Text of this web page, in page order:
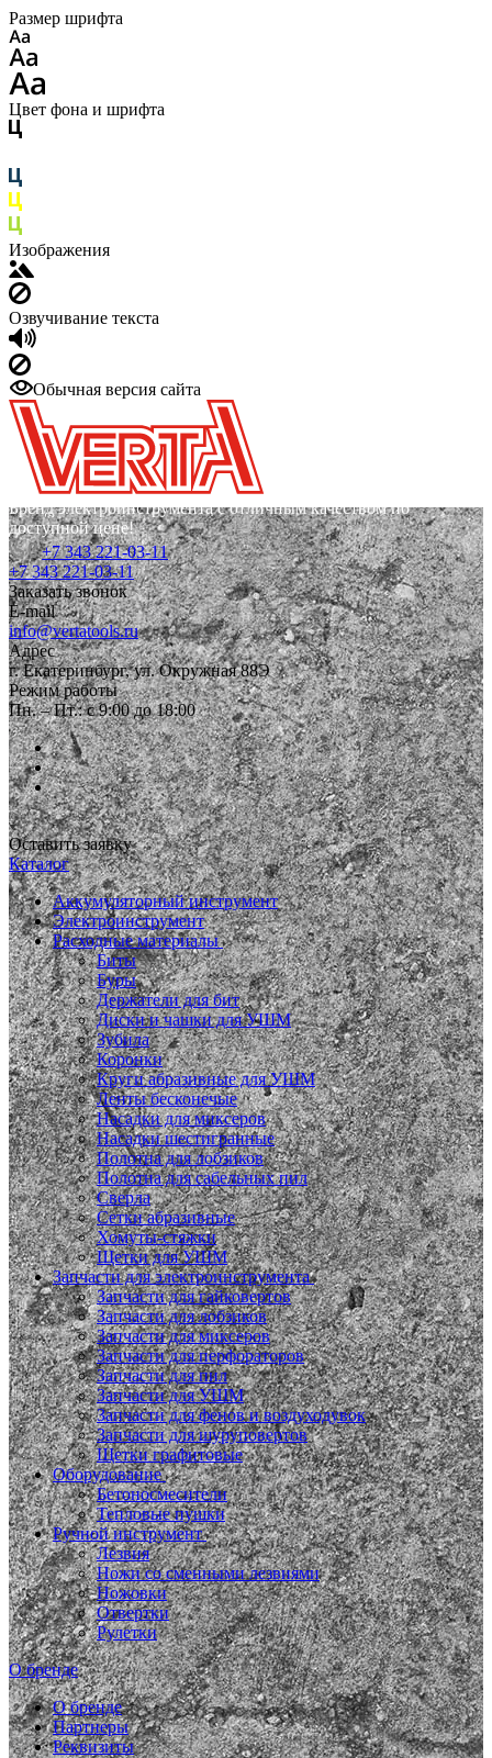
Размер шрифта
Цвет фона и шрифта
Изображения
Озвучивание текста
Обычная версия сайта
Бренд электроинструмента с отличным качеством по
доступной цене!
+7 343 221-03-11
+7 343 221-03-11
Заказать звонок
E-mail
info@vertatools.ru
Адрес
г. Екатеринбург, ул. Окружная 88Э
Режим работы
Пн. – Пт.: с 9:00 до 18:00
Оставить заявку
Каталог
Аккумуляторный инструмент
Электроинструмент
Расходные материалы
Биты
Буры
Держатели для бит
Диски и чашки для УШМ
Зубила
Коронки
Круги абразивные для УШМ
Ленты бесконечые
Насадки для миксеров
Насадки шестигранные
Полотна для лобзиков
Полотна для сабельных пил
Сверла
Сетки абразивные
Хомуты-стяжки
Щетки для УШМ
Запчасти для электроинструмента
Запчасти для гайковертов
Запчасти для лобзиков
Запчасти для миксеров
Запчасти для перфораторов
Запчасти для пил
Запчасти для УШМ
Запчасти для фенов и воздуходувок
Запчасти для шуруповертов
Щетки графитовые
Оборудование
Бетоносмесители
Тепловые пушки
Ручной инструмент
Лезвия
Ножи со сменными лезвиями
Ножовки
Отвертки
Рулетки
О бренде
О бренде
Партнеры
Реквизиты